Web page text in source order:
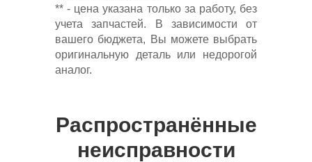
** - цена указана только за работу, без
учета запчастей. В зависимости от
вашего бюджета, Вы можете выбрать
оригинальную деталь или недорогой
аналог.
Распространённые
неисправности